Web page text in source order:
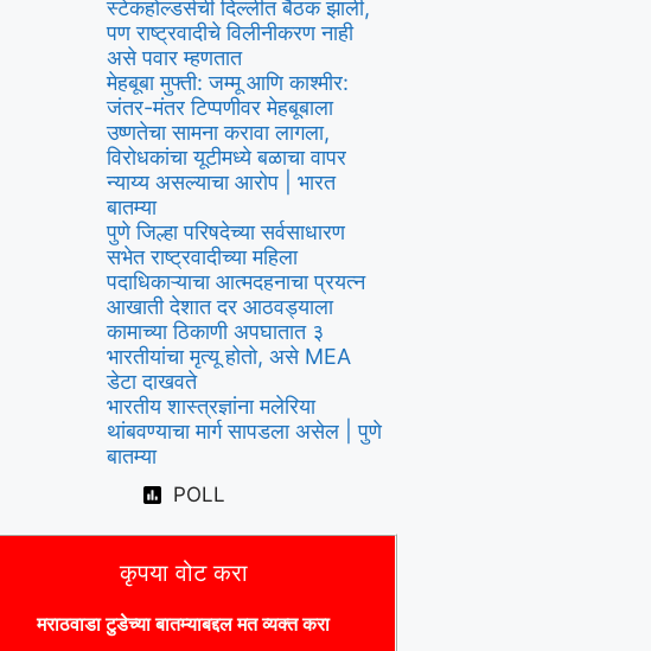
स्टेकहोल्डर्सची दिल्लीत बैठक झाली,
पण राष्ट्रवादीचे विलीनीकरण नाही
असे पवार म्हणतात
मेहबूबा मुफ्ती: जम्मू आणि काश्मीर:
जंतर-मंतर टिप्पणीवर मेहबूबाला
उष्णतेचा सामना करावा लागला,
विरोधकांचा यूटीमध्ये बळाचा वापर
न्याय्य असल्याचा आरोप | भारत
बातम्या
पुणे जिल्हा परिषदेच्या सर्वसाधारण
सभेत राष्ट्रवादीच्या महिला
पदाधिकाऱ्याचा आत्मदहनाचा प्रयत्न
आखाती देशात दर आठवड्याला
कामाच्या ठिकाणी अपघातात ३
भारतीयांचा मृत्यू होतो, असे MEA
डेटा दाखवते
भारतीय शास्त्रज्ञांना मलेरिया
थांबवण्याचा मार्ग सापडला असेल | पुणे
बातम्या
POLL
कृपया वोट करा
मराठवाडा टुडेच्या बातम्याबद्दल मत व्यक्त करा